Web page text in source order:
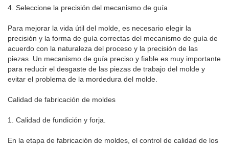
4. Seleccione la precisión del mecanismo de guía
Para mejorar la vida útil del molde, es necesario elegir la
precisión y la forma de guía correctas del mecanismo de guía de
acuerdo con la naturaleza del proceso y la precisión de las
piezas. Un mecanismo de guía preciso y fiable es muy importante
para reducir el desgaste de las piezas de trabajo del molde y
evitar el problema de la mordedura del molde.
Calidad de fabricación de moldes
1. Calidad de fundición y forja.
En la etapa de fabricación de moldes, el control de calidad de los